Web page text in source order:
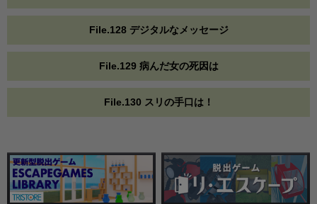
File.128 デジタルなメッセージ
File.129 病んだ女の死因は
File.130 スリの手口は！